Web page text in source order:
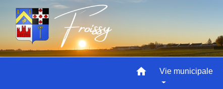
home Vie municipale